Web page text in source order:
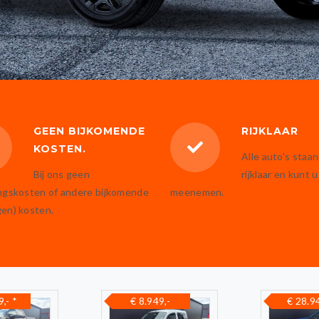
GEEN BIJKOMENDE
KOSTEN.
Bij ons geen
of andere bijkomende
kosten.
RIJKLAAR
Alle auto’s
rijklaar en kunt
meenemen.
€ 28.949,- €